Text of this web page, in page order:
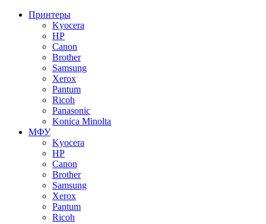
Принтеры
Kyocera
HP
Canon
Brother
Samsung
Xerox
Pantum
Ricoh
Panasonic
Konica Minolta
МФУ
Kyocera
HP
Canon
Brother
Samsung
Xerox
Pantum
Ricoh